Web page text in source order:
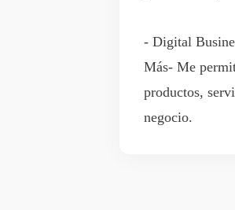
- Digital
Más- Me
productos,
negocio.